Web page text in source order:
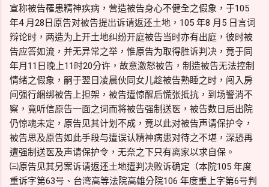
宣称被告罹患精神疾病，营造被告身心不健全之假象，于105
年4 月28日原告对被告提出诉请返还土地，105 年8 月5 日言词
辩论时，两造为上开土地纠纷开庭被告当时亦有出庭，彼时被
告应答如流，并无异常之举，惟原告为取得胜诉判决，竟于同
年月11日晚上11时20分许，故意激怒被告，制造被告无法控制
情绪之假象，嗣于翌日凌晨伙同女儿趁被告熟睡之时，闯入房
间强行綑绑被告上担架，被告遭惊醒后慌张抵抗，到场警消不
察，竟听信原告一面之词而将被告强制送医，被告数日后出院
仍惊魂未定，原告见其计划不成，竟以此对被告声请保护令，
被告思及原告如此手段与遭误认精神病患对待之不堪，深恐再
遭强制送医及声请保护令，无奈之下只有离家以求自保。
㈢原告见其另案诉请返还土地遭判决败诉确定（本院105 年度
重诉字第63号、台湾高等法院高雄分院106 年度重上字第6号判